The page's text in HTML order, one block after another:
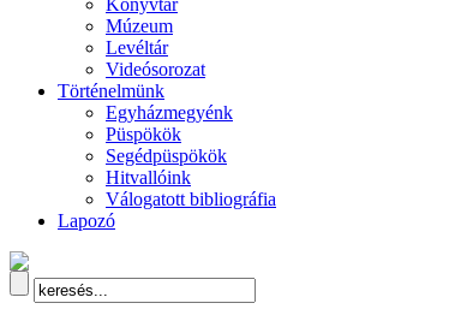
Könyvtár
Múzeum
Levéltár
Videósorozat
Történelmünk
Egyházmegyénk
Püspökök
Segédpüspökök
Hitvallóink
Válogatott bibliográfia
Lapozó